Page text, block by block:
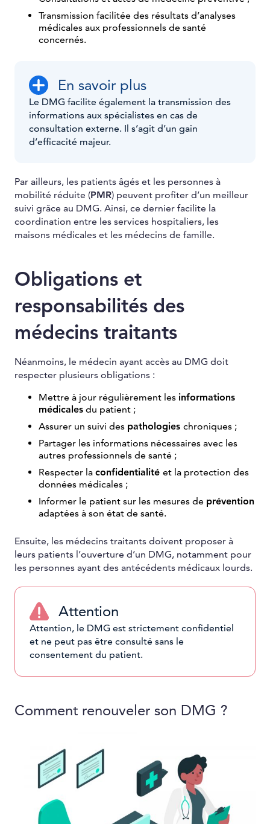
Transmission facilitée des résultats d’analyses
médicales aux professionnels de santé
concernés.
En savoir plus
Le DMG facilite également la transmission des
informations aux spécialistes en cas de
consultation externe. Il s’agit d’un gain
d’efficacité majeur.
Par ailleurs, les patients âgés et les personnes à
mobilité réduite (PMR) peuvent profiter d’un meilleur
suivi grâce au DMG. Ainsi, ce dernier facilite la
coordination entre les services hospitaliers, les
maisons médicales et les médecins de famille.
Obligations et
responsabilités des
médecins traitants
Néanmoins, le médecin ayant accès au DMG doit
respecter plusieurs obligations :
Mettre à jour régulièrement les informations
médicales du patient ;
Assurer un suivi des pathologies chroniques ;
Partager les informations nécessaires avec les
autres professionnels de santé ;
Respecter la confidentialité et la protection des
données médicales ;
Informer le patient sur les mesures de prévention
adaptées à son état de santé.
Ensuite, les médecins traitants doivent proposer à
leurs patients l’ouverture d’un DMG, notamment pour
les personnes ayant des antécédents médicaux lourds.
Attention
Attention, le DMG est strictement confidentiel
et ne peut pas être consulté sans le
consentement du patient.
Comment renouveler son DMG ?